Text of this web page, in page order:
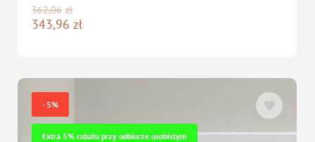
zł
362,06
zł
343,96
- 5%
Extra 5% rabatu przy odbiorze osobistym